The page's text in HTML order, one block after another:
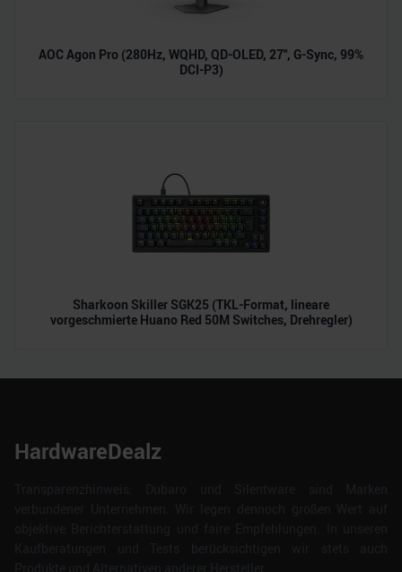
AOC Agon Pro (280Hz, WQHD, QD-OLED, 27", G-Sync, 99%
DCI-P3)
Sharkoon Skiller SGK25 (TKL-Format, lineare
vorgeschmierte Huano Red 50M Switches, Drehregler)
HardwareDealz